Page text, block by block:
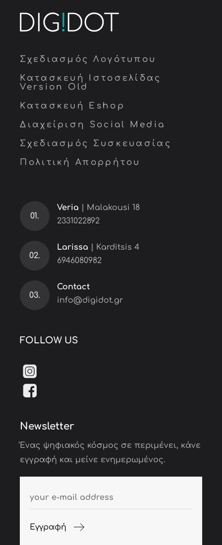
Σχεδιασμός Λογότυπου
Κατασκευή Ιστοσελίδας
Version Old
Κατασκευή Eshop
Διαχείριση Social Media
Σχεδιασμός Συσκευασίας
Πολιτική Απορρήτου
01.
Veria | Malakousi 18
2331022892
02.
Larissa | Karditsis 4
6946080982
03.
Contact
info@digidot.gr
FOLLOW US
Newsletter
Ένας ψηφιακός κόσμος σε περιμένει, κάνε
εγγραφή και μείνε ενημερωμένος.
Εγγραφή